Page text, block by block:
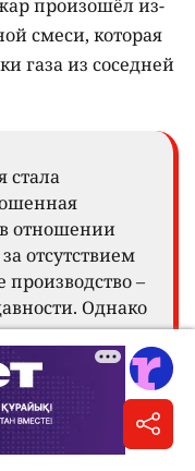
произошёл из-
смеси, которая
газа из соседней
стала
отношении
отсутствием
–
Однако
говорится в